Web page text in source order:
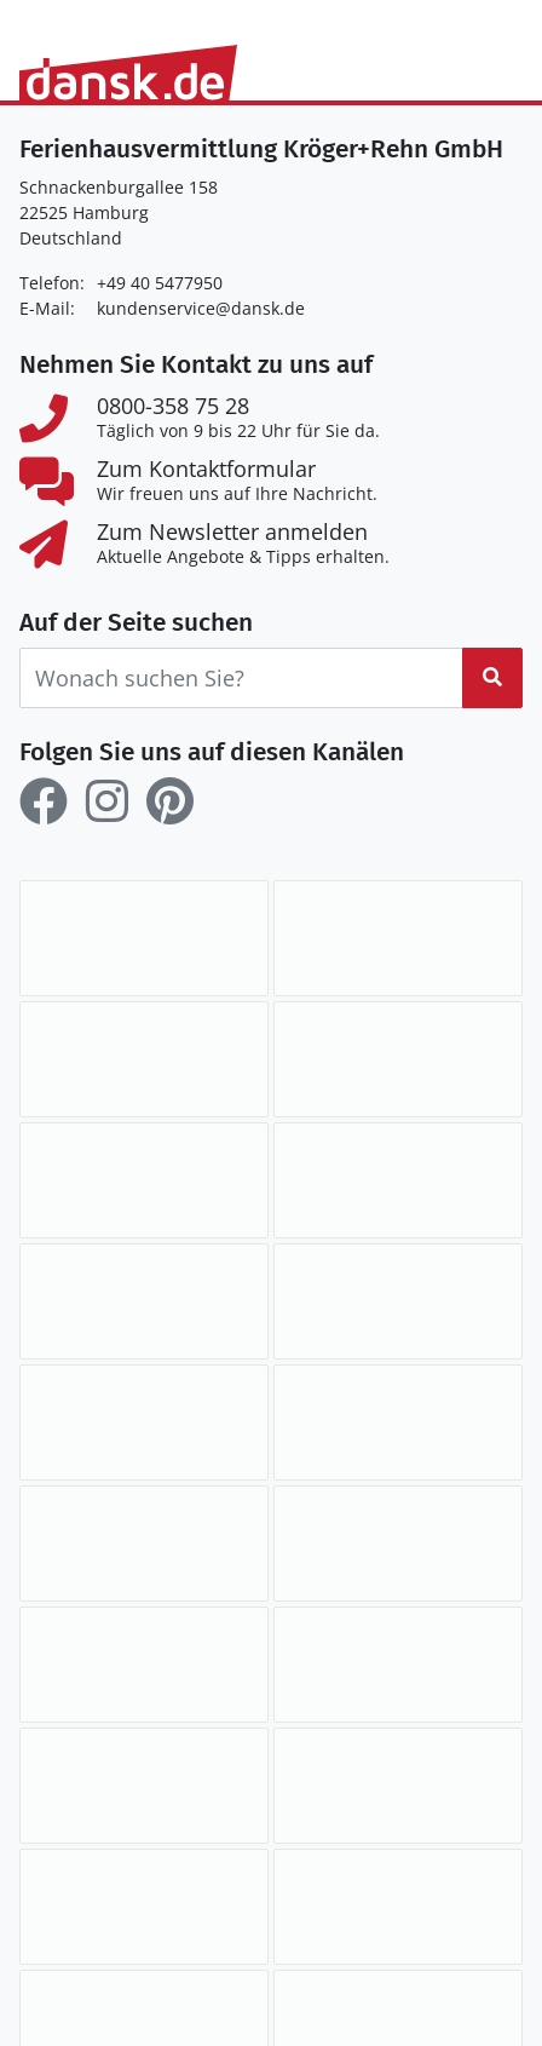
Ferienhausvermittlung Kröger+Rehn GmbH
Schnackenburgallee 158
22525 Hamburg
Deutschland
Telefon: +49 40 5477950
E-Mail:
kundenservice@dansk.de
Nehmen Sie Kontakt zu uns auf
0800-358 75 28
Täglich von 9 bis 22 Uhr für Sie da.
Zum Kontaktformular
Wir freuen uns auf Ihre Nachricht.
Zum Newsletter anmelden
Aktuelle Angebote & Tipps erhalten.
Auf der Seite suchen
Folgen Sie uns auf diesen Kanälen